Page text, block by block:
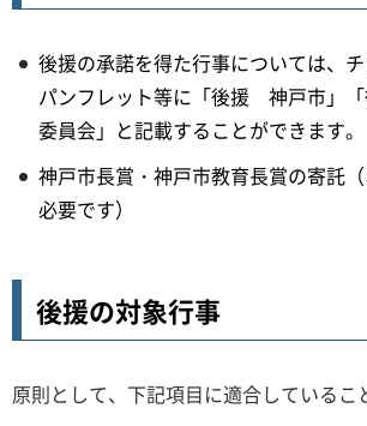
後援の承諾を得た行事については、
パンフレット等に「後援 神戸市」
委員会」と記載することができます。
神戸市長賞・神戸市教育長賞の寄託
必要です）
後援の対象行事
原則として、下記項目に適合しているこ